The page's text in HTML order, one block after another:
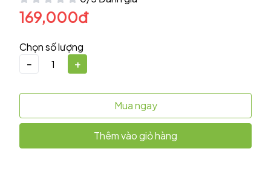
169,000đ
Chọn số lượng
-
+
Mua ngay
Thêm vào giỏ hàng